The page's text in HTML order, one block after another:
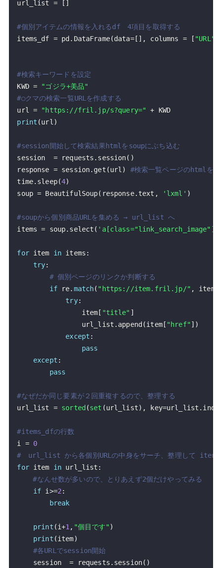
url_list = [ ]
#個別アイテムの情報を入れるdf　4項目を取得する
items_df = pd . DataFrame(data=[ ] , columns = [ "URL"
#検索キーワードを設定
KWD =
"ゴジラ+美品"
#○クマの検索一覧URLを作成する
url = "https://fril.jp/s?query=" +
print (url )
#session開始して検索結果htmlをsoupにぶち込む
session = requests . session( )
response = session. get (url )
#検索一覧ページのhtmlを取
time. sleep(4)
soup = BeautifulSoup( response.text , 'lxml' )
#soupから個別商品URLを集める → url_list へ
items = soup. select ( 'a[class="link_search_image"]'
for item in items :
try:
# 個別ページのリンクか判断する
if re. match( "https://item.fril.jp/" , item
try:
                item
[ "title" ]
                url_list
. append (item[ "href"] )
except :
pass
except :
pass
#なぜだか同じ要素が２回重複するので、整理する
url_list = sorted (set (url_list) , key=url_list .
#items_dfの行数
i = 0
#　url_list から各個別URLの中身をサーチ、整理して
for item in url_list :
#なんせ数が多いので、とりあえず2個だけやってみる
if i >=2 :
break
print (i+1 , "個目です")
print (item)
#各URLでsession開始
    session
= requests . session( )